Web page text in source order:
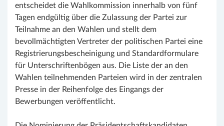
entscheidet die Wahlkommission innerhalb von fünf
Tagen endgültig über die Zulassung der Partei zur
Teilnahme an den Wahlen und stellt dem
bevollmächtigten Vertreter der politischen Partei eine
Registrierungsbescheinigung und Standardformulare
für Unterschriftenbögen aus. Die Liste der an den
Wahlen teilnehmenden Parteien wird in der zentralen
Presse in der Reihenfolge des Eingangs der
Bewerbungen veröffentlicht.